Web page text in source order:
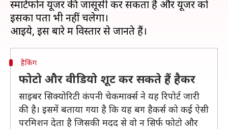
स्मार्टफोन यूजर की जासूसी कर सकता है और यूजर को
इसका पता भी नहीं चलेगा।
हैकिंग
फोटो और वीडियो शूट कर सकते हैं हैकर
साइबर सिक्योरिटी कंपनी चेकमार्क्स ने यह रिपोर्ट जारी
की है। इसमें बताया गया है कि यह बग हैकर्स को कई ऐसी
परमिशन देता है जिसकी मदद से वो न सिर्फ फोटो और